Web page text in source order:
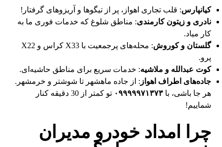
کیانپارس: قلب تجاری اهواز، پر از تیگوها و آریزوهای گرفتار!
نادری و زیتون کارمندی: مناطق شلوغ که خدمات فوری ما به
کار میاد.
گلستان و کوروش
: محله‌های پرجمعیت با X33 کراس و X22
پرو.
کوت عبدالله و ملاشیه: خدمات سریع برای مناطق حاشیه‌ای.
جاده‌های اطراف اهواز : از جاده ماهشهر تا شوشتر و خرمشهر.
هر جا باشی، با۰۹۹۹۹۹۷۱۳۷۳
تو کمتر از 30 دقیقه کنار
شماییم!
چرا امداد خودرو مدیران